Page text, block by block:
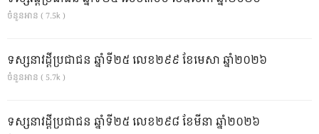
ចំនួនអាន ( 7.5k )
ទស្សនាវដ្ដីប្រជាជន ឆ្នាំទី២៥ លេខ២៩៩ ខែមេសា ឆ្នាំ២០២៦
ចំនួនអាន ( 5.7k )
ទស្សនាវដ្ដីប្រជាជន ឆ្នាំទី២៥ លេខ២៩៨ ខែមីនា ឆ្នាំ២០២៦